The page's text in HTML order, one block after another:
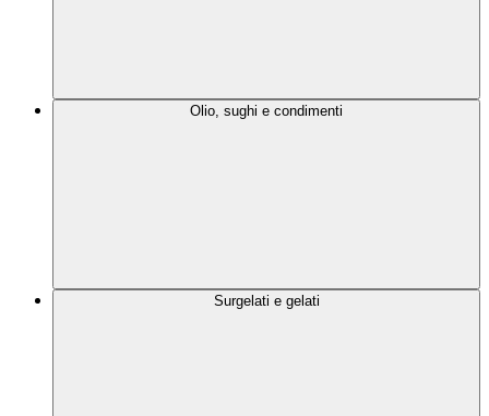
Olio, sughi e condimenti
Surgelati e gelati